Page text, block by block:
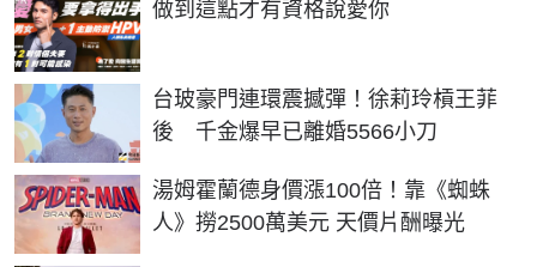
做到這點才有資格說愛你
台玻豪門連環震撼彈！徐莉玲槓王菲
後 千金爆早已離婚5566小刀
湯姆霍蘭德身價漲100倍！靠《蜘蛛
人》撈2500萬美元 天價片酬曝光